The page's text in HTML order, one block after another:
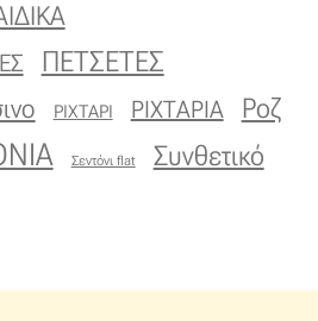
ΠΕΤΣΕΤΕΣ
ΡΙΧΤΑΡΙ ΡΙΧΤΑΡΙΑ Ροζ
Σεντόνι flat Συνθετικό